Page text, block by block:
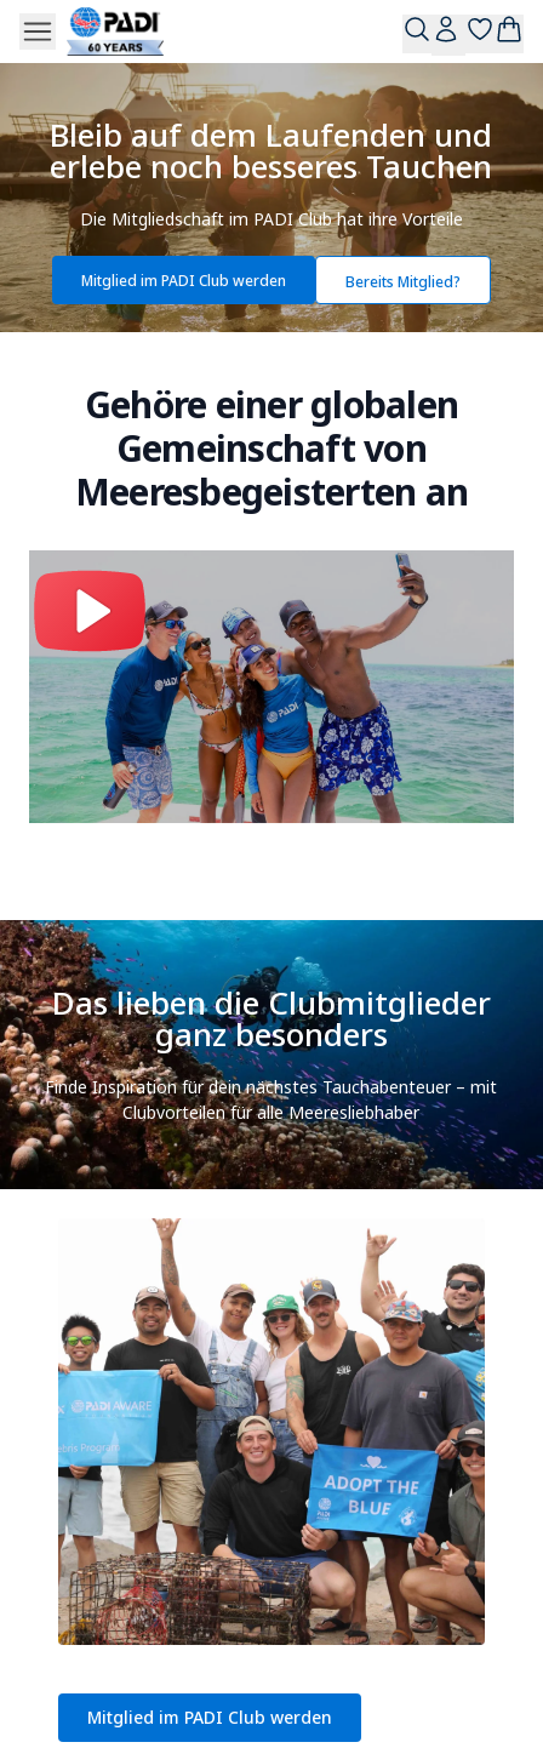
Bleib auf dem Laufenden und
erlebe noch besseres Tauchen
Die Mitgliedschaft im PADI Club hat ihre Vorteile
Mitglied im PADI Club werden Bereits Mitglied?
Gehöre einer globalen
Gemeinschaft von
Meeresbegeisterten an
Das lieben die Clubmitglieder
ganz besonders
Finde Inspiration für dein nächstes Tauchabenteuer – mit
Clubvorteilen für alle Meeresliebhaber
Mitglied im PADI Club werden